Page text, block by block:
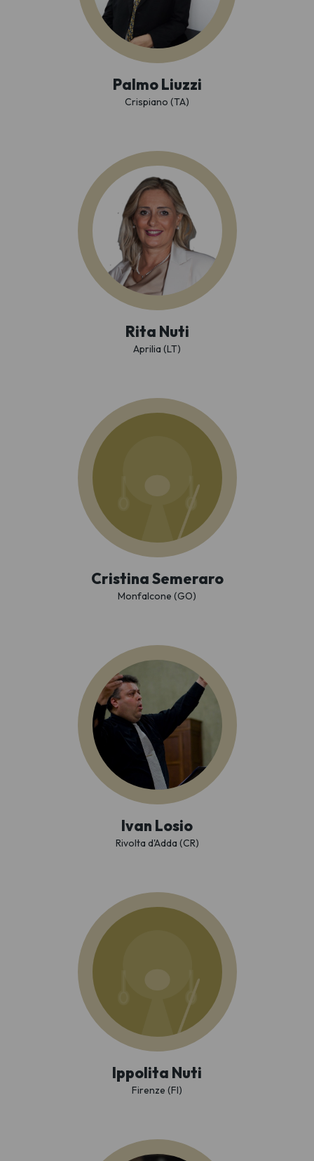
Palmo Liuzzi
Crispiano (TA)
Rita Nuti
Aprilia (LT)
Cristina Semeraro
Monfalcone (GO)
Ivan Losio
Rivolta d'Adda (CR)
Ippolita Nuti
Firenze (FI)